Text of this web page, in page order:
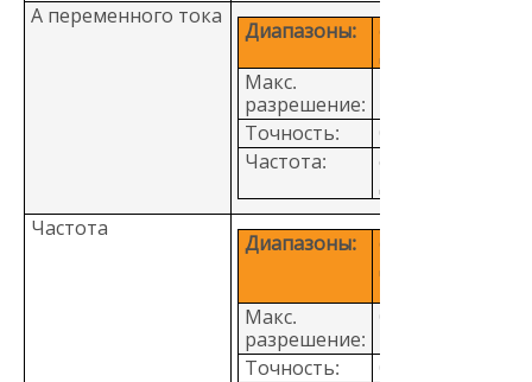
А переменного тока
Диапазоны:
от 20 мА
до 10 А
Макс.
разрешение:
Точность:
0,3 + 0,06
Частота:
от 20 Гц
до 2 кГц
Частота
Диапазоны:
от 20 Гц
до
Макс.
разрешение:
0,1 мГц
Точность:
0,01 %